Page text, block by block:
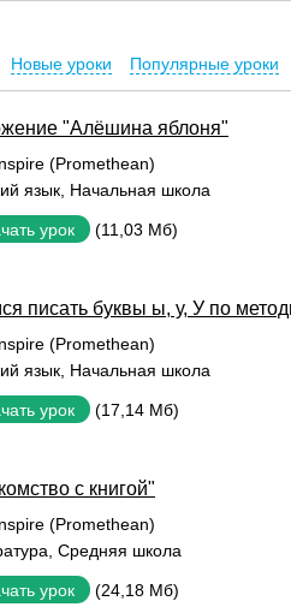
Новые уроки Популярные уроки
"Алёшина яблоня"
(Promethean)
язык Начальная школа
урок (11,03 Мб)
писать буквы ы, у, У по
(Promethean)
язык Начальная школа
урок (17,14 Мб)
с книгой"
(Promethean)
Средняя школа
урок (24,18 Мб)